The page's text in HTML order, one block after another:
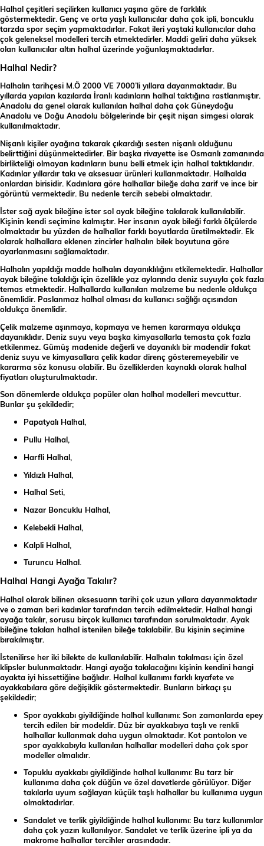
Halhal çeşitleri seçilirken kullanıcı yaşına göre de farklılık
göstermektedir. Genç ve orta yaşlı kullanıcılar daha çok ipli, boncuklu
tarzda spor seçim yapmaktadırlar. Fakat ileri yaştaki kullanıcılar daha
çok geleneksel modelleri tercih etmektedirler. Maddi geliri daha yüksek
olan kullanıcılar altın halhal üzerinde yoğunlaşmaktadırlar.
Halhal Nedir?
Halhalın tarihçesi M.Ö 2000 VE 7000’li yıllara dayanmaktadır. Bu
yıllarda yapılan kazılarda İranlı kadınların halhal taktığına rastlanmıştır.
Anadolu da genel olarak kullanılan halhal daha çok Güneydoğu
Anadolu ve Doğu Anadolu bölgelerinde bir çeşit nişan simgesi olarak
kullanılmaktadır.
Nişanlı kişiler ayağına takarak çıkardığı sesten nişanlı olduğunu
belirttiğini düşünmektedirler. Bir başka rivayette ise Osmanlı zamanında
birlikteliği olmayan kadınların bunu belli etmek için halhal taktıklarıdır.
Kadınlar yıllardır takı ve aksesuar ürünleri kullanmaktadır. Halhalda
onlardan birisidir. Kadınlara göre halhallar bileğe daha zarif ve ince bir
görüntü vermektedir. Bu nedenle tercih sebebi olmaktadır.
İster sağ ayak bileğine ister sol ayak bileğine takılarak kullanılabilir.
Kişinin kendi seçimine kalmıştır. Her insanın ayak bileği farklı ölçülerde
olmaktadır bu yüzden de halhallar farklı boyutlarda üretilmektedir. Ek
olarak halhallara eklenen zincirler halhalın bilek boyutuna göre
ayarlanmasını sağlamaktadır.
Halhalın yapıldığı madde halhalın dayanıklılığını etkilemektedir. Halhallar
ayak bileğine takıldığı için özellikle yaz aylarında deniz suyuyla çok fazla
temas etmektedir. Halhallarda kullanılan malzeme bu nedenle oldukça
önemlidir. Paslanmaz halhal olması da kullanıcı sağlığı açısından
oldukça önemlidir.
Çelik malzeme aşınmaya, kopmaya ve hemen kararmaya oldukça
dayanıklıdır. Deniz suyu veya başka kimyasallarla temasta çok fazla
etkilenmez. Gümüş madenide değerli ve dayanıklı bir madendir fakat
deniz suyu ve kimyasallara çelik kadar direnç gösteremeyebilir ve
kararma söz konusu olabilir. Bu özelliklerden kaynaklı olarak halhal
fiyatları oluşturulmaktadır.
Son dönemlerde oldukça popüler olan halhal modelleri mevcuttur.
Bunlar şu şekildedir;
Papatyalı Halhal,
Pullu Halhal,
Harfli Halhal,
Yıldızlı Halhal,
Halhal Seti,
Nazar Boncuklu Halhal,
Kelebekli Halhal,
Kalpli Halhal,
Turuncu Halhal.
Halhal Hangi Ayağa Takılır?
Halhal olarak bilinen aksesuarın tarihi çok uzun yıllara dayanmaktadır
ve o zaman beri kadınlar tarafından tercih edilmektedir. Halhal hangi
ayağa takılır, sorusu birçok kullanıcı tarafından sorulmaktadır. Ayak
bileğine takılan halhal istenilen bileğe takılabilir. Bu kişinin seçimine
bırakılmıştır.
İstenilirse her iki bilekte de kullanılabilir. Halhalın takılması için özel
klipsler bulunmaktadır. Hangi ayağa takılacağını kişinin kendini hangi
ayakta iyi hissettiğine bağlıdır. Halhal kullanımı farklı kıyafete ve
ayakkabılara göre değişiklik göstermektedir. Bunların birkaçı şu
şekildedir;
Spor ayakkabı giyildiğinde halhal kullanımı: Son zamanlarda epey
tercih edilen bir modeldir. Düz bir ayakkabıya taşlı ve renkli
halhallar kullanmak daha uygun olmaktadır. Kot pantolon ve
spor ayakkabıyla kullanılan halhallar modelleri daha çok spor
modeller olmalıdır.
Topuklu ayakkabı giyildiğinde halhal kullanımı: Bu tarz bir
kullanıma daha çok düğün ve özel davetlerde görülüyor. Diğer
takılarla uyum sağlayan küçük taşlı halhallar bu kullanıma uygun
olmaktadırlar.
Sandalet ve terlik giyildiğinde halhal kullanımı: Bu tarz kullanımlar
daha çok yazın kullanılıyor. Sandalet ve terlik üzerine ipli ya da
makrome halhallar tercihler arasındadır.